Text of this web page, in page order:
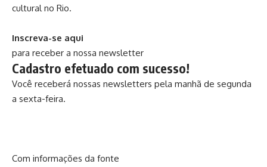
cultural no Rio.
Inscreva-se aqui
para receber a nossa newsletter
Cadastro efetuado com sucesso!
Você receberá nossas newsletters pela manhã de segunda
a sexta-feira.
Com informações da fonte